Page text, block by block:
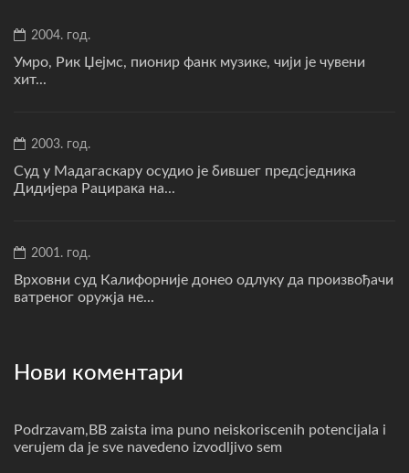
2004. год.
Умро, Рик Џејмс, пионир фанк музике, чији је чувени
хит...
2003. год.
Суд у Мадагаскару осудио је бившег предсједника
Дидијера Рацирака на...
2001. год.
Врховни суд Калифорније донео одлуку да произвођачи
ватреног оружја не...
Нови коментари
Podrzavam,BB zaista ima puno neiskoriscenih potencijala i
verujem da je sve navedeno izvodljivo sem